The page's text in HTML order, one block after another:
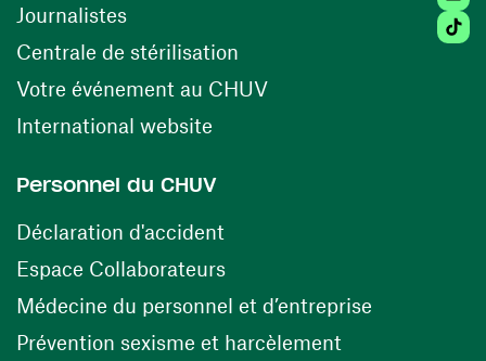
Journalistes
Centrale de stérilisation (opens in a new window)
Votre événement au CHUV(opens in a new
International website
Personnel du CHUV
Déclaration d'accident
Espace Collaborateurs(opens in a new window)
Médecine du personnel et d’entreprise
Prévention sexisme et harcèlement